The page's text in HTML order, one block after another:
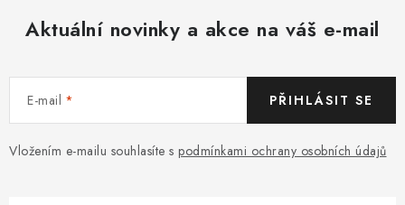
Aktuální novinky a akce na váš e-mail
E-mail
Vložením e-mailu souhlasíte s podmínkami ochrany osobních údajů
PŘIHLÁSIT SE